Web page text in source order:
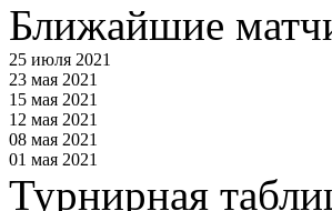
Ближайшие
25 июля 2021
23 мая 2021
15 мая 2021
12 мая 2021
08 мая 2021
01 мая 2021
Турнирная